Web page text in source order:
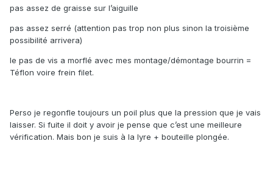
pas assez de graisse sur l’aiguille
pas assez serré (attention pas trop non plus sinon la troisième
possibilité arrivera)
le pas de vis a morflé avec mes montage/démontage bourrin =
Téflon voire frein filet.
Perso je regonfle toujours un poil plus que la pression que je vais
laisser. Si fuite il doit y avoir je pense que c’est une meilleure
vérification. Mais bon je suis à la lyre + bouteille plongée.